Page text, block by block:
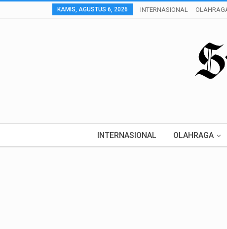
KAMIS, AGUSTUS 6, 2026 INTERNASIONAL
INTERNASIONAL OLAHRAGA